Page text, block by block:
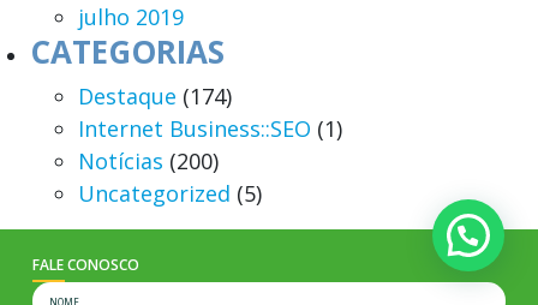
julho 2019
CATEGORIAS
Destaque (174)
Internet Business::SEO (1)
Notícias (200)
Uncategorized (5)
FALE CONOSCO